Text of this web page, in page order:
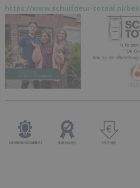
https://www.schuifdeur-totaal.nl/